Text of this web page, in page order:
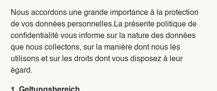
Nous accordons une grande importance à la protection
de vos données personnelles.La présente politique de
confidentialité vous informe sur la nature des données
que nous collectons, sur la manière dont nous les
utilisons et sur les droits dont vous disposez à leur
égard.